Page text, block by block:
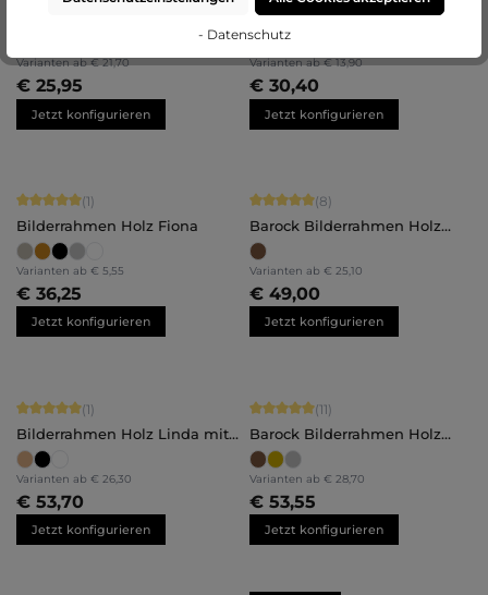
Varianten ab€ 21,70
€ 25,95
Jetzt konfigurieren
Bilderrahmen Holz Nora
Varianten ab€ 13,90
€ 30,40
Jetzt konfigurieren
Durchschnittliche Bewertung von 5 von 5 Sternen
(1)
Bilderrahmen Holz Fiona
Varianten ab € 5,55
€ 36,25
Jetzt konfigurieren
Durchschnittliche Bewertung von 5
(8)
Barock Bilderrahmen Holz
Irene
Varianten ab € 25,10
€ 49,00
Jetzt konfigurieren
Durchschnittliche Bewertung von 5 von 5 Sternen
(1)
Bilderrahmen Holz Linda mit
Abstandsleiste
Varianten ab € 26,30
€ 53,70
Jetzt konfigurieren
Durchschnittliche Bewertung von 5
(11)
Barock Bilderrahmen Holz
Olivia
Varianten ab € 28,70
€ 53,55
Jetzt konfigurieren
- Datenschutz